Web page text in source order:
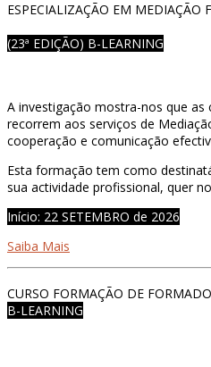
ESPECIALIZAÇÃO EM MEDIAÇÃO
(23ª EDIÇÃO) B-LEARNING
A investigação mostra-nos que
recorrem aos serviços de
cooperação e comunicação
Esta formação tem como
sua actividade profissional, quer
Início: 22 SETEMBRO de 2026
Saiba Mais
CURSO FORMAÇÃO DE
B-LEARNING